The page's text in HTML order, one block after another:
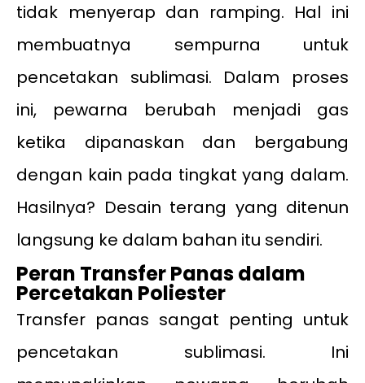
tidak menyerap dan ramping. Hal ini
membuatnya sempurna untuk
pencetakan sublimasi. Dalam proses
ini, pewarna berubah menjadi gas
ketika dipanaskan dan bergabung
dengan kain pada tingkat yang dalam.
Hasilnya? Desain terang yang ditenun
langsung ke dalam bahan itu sendiri.
Peran Transfer Panas dalam
Percetakan Poliester
Transfer panas sangat penting untuk
pencetakan sublimasi. Ini